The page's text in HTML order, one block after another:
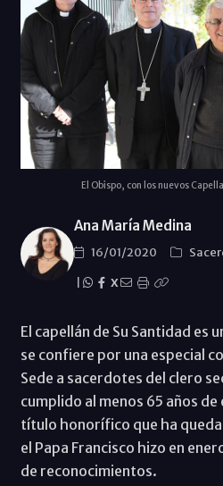
El Obispo, con los nuevos
Ana María Medina
16/01/2020
X
El capellán de Su Santidad es
se confiere por una especial
Sede a sacerdotes del clero
cumplido al menos 65 años de
título honorífico que ha
el Papa Francisco hizo en
de reconocimientos.